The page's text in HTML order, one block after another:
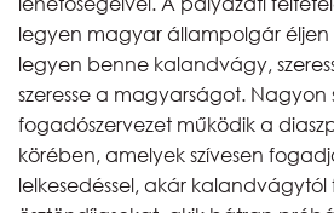
legyen magyar állampolgár
legyen benne kalandvágy,
szeresse a magyarságot. Nagyon
fogadószervezet működik a
körében, amelyek szívesen
lelkesedéssel, akár kalandvágytól